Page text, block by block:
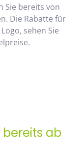
Sie bereits von
Die Rabatte für
sehen Sie
bereits ab